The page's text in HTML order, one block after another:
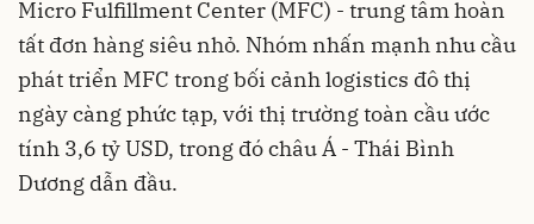
Micro Fulfillment Center (MFC) - trung tâm hoàn
tất đơn hàng siêu nhỏ. Nhóm nhấn mạnh nhu cầu
phát triển MFC trong bối cảnh logistics đô thị
ngày càng phức tạp, với thị trường toàn cầu ước
tính 3,6 tỷ USD, trong đó châu Á - Thái Bình
Dương dẫn đầu.